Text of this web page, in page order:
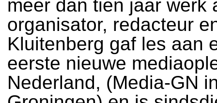
meer dan tien jaar werk
organisator, redacteur
Kluitenberg gaf les aan
eerste nieuwe
Nederland, (Media-GN